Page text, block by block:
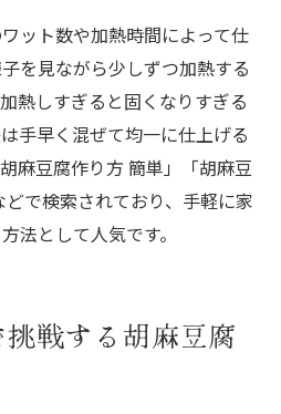
ット数や加熱時間によって仕
を見ながら少しずつ加熱する
熱しすぎると固くなりすぎる
手早く混ぜて均一に仕上げる
麻豆腐作り方 簡単」「胡麻豆
で検索されており、手軽に家
法として人気です。
戦する胡麻豆腐